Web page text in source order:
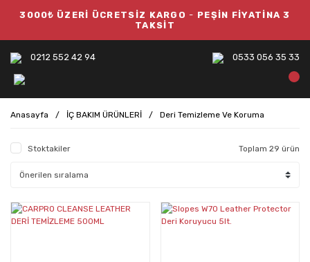
3000₺ ÜZERİ ÜCRETSİZ KARGO - PEŞİN FİYATİNA 3
TAKSİT
0212 552 42 94 0533 056 35 33
Anasayfa İÇ BAKIM ÜRÜNLERİ Deri Temizleme Ve Koruma
Stoktakiler Toplam 29 ürün